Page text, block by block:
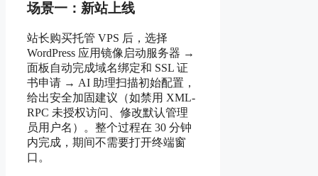
场景一：新站上线
站长购买托管 VPS 后，选择
WordPress 应用镜像启动服务器 →
面板自动完成域名绑定和 SSL 证
书申请 → AI 助理扫描初始配置，
给出安全加固建议（如禁用 XML-
RPC 未授权访问、修改默认管理
员用户名）。整个过程在 30 分钟
内完成，期间不需要打开终端窗
口。